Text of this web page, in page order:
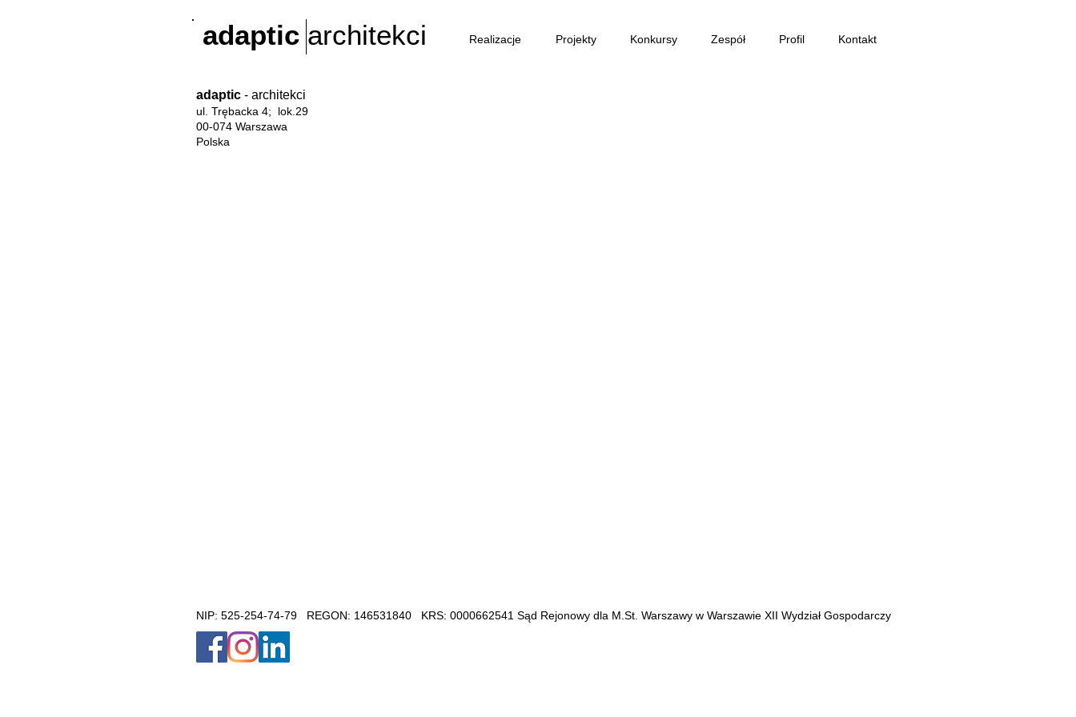
Realizacje Projekty Konkursy Zespół Profil Kontakt
adaptic architekci
adaptic - architekci
ul. Trębacka 4; lok.29
00-074 Warszawa
Polska
NIP: 525-254-74-79 REGON: 146531840 KRS: 0000662541 Sąd Rejonowy dla M.St. Warszawy w Warszawie XII Wydział Gospodarczy